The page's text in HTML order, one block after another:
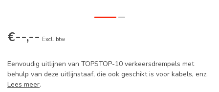
€--,-- Excl. btw
Eenvoudig uitlijnen van TOPSTOP-10 verkeersdrempels met
behulp van deze uitlijnstaaf, die ook geschikt is voor kabels, enz.
Lees meer.